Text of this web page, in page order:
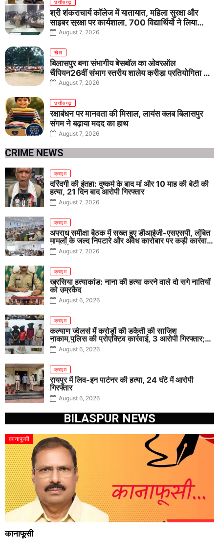
छत्तीसगढ़
श्री शंकराचार्य कॉलेज में यातायात, महिला सुरक्षा और
साइबर सुरक्षा पर कार्यशाला, 700 विद्यार्थियों ने लिया
जागरूकता का संकल्प
August 7, 2026
खेल
बिलासपुर बना संभागीय बेसबॉल का ओवरऑल
चैंपियन26वीं संभाग स्तरीय शालेय क्रीड़ा प्रतियोगिता में
तीनों आयु वर्गों में शानदार प्रदर्शन
August 7, 2026
छत्तीसगढ़
रक्षाबंधन पर मानवता की मिसाल, लायंस क्लब बिलासपुर
संगम ने बढ़ाया मदद का हाथ
August 7, 2026
CRIME NEWS
क्राइम
दरिंदगी की इंतहा: दुष्कर्म के बाद मां और 10 माह की बेटी की
हत्या, 21 दिन बाद आरोपी गिरफ्तार
August 7, 2026
क्राइम
अपराध समीक्षा बैठक में सख्त हुए डीआईजी-एसएसपी, लंबित
मामलों के जल्द निपटारे और अवैध कारोबार पर कड़ी कार्रवाई
के निर्देश
August 7, 2026
क्राइम
खरसिया हत्याकांड: नाना की हत्या करने वाले दो सगे नातियों
को उम्रकैद
August 6, 2026
क्राइम
कल्याण ज्वेलर्स में करोड़ों की डकैती की साजिश
नाकाम,पुलिस की प्रोएक्टिव कार्रवाई, 3 आरोपी गिरफ्तार;
पिस्टल, कारतूस, चाकू और मोबाइल बरामद
August 6, 2026
क्राइम
रायपुर में लिव-इन पार्टनर की हत्या, 24 घंटे में आरोपी
गिरफ्तार
August 6, 2026
BILASPUR NEWS
कानाफूसी
कानाफूसी